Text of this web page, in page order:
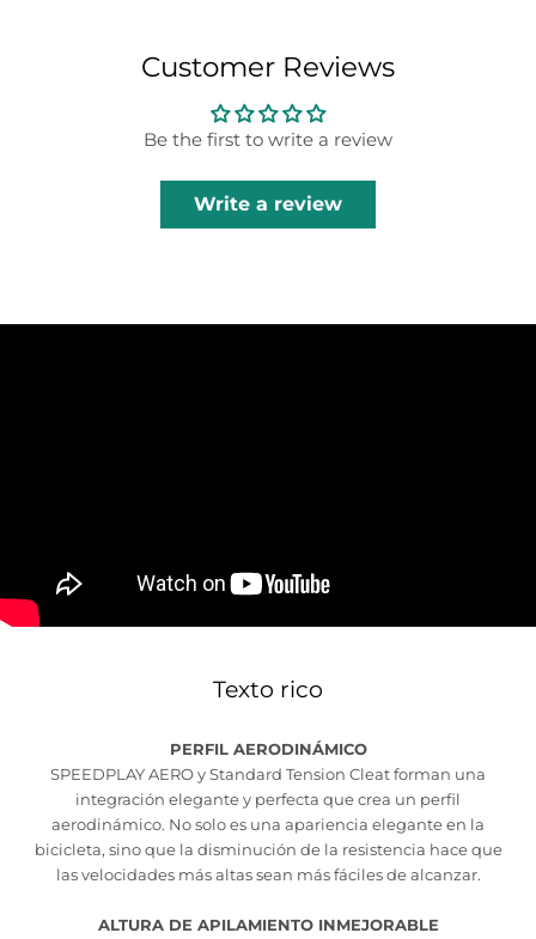
Customer Reviews
Be the first to write a review
Write a review
Texto rico
PERFIL AERODINÁMICO
SPEEDPLAY AERO y Standard Tension Cleat forman una
integración elegante y perfecta que crea un perfil
aerodinámico. No solo es una apariencia elegante en la
bicicleta, sino que la disminución de la resistencia hace que
las velocidades más altas sean más fáciles de alcanzar.
ALTURA DE APILAMIENTO INMEJORABLE